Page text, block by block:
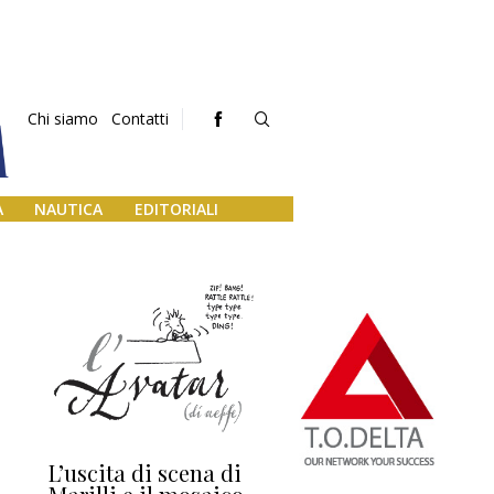
Chi siamo Contatti
NAUTICA EDITORIALI
L’uscita di scena di Darsena a Europa,